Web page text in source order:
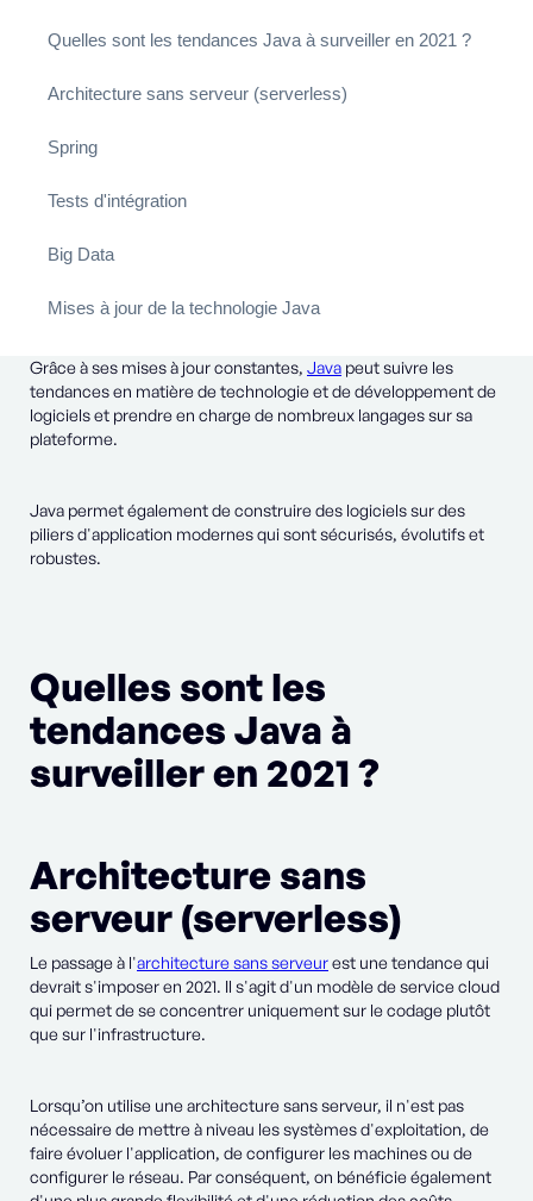
Quelles sont les tendances Java à surveiller en 2021 ?
Architecture sans serveur (serverless)
Spring
Tests d'intégration
Big Data
Mises à jour de la technologie Java
Grâce à ses mises à jour constantes, Java peut suivre les
tendances en matière de technologie et de développement de
logiciels et prendre en charge de nombreux langages sur sa
plateforme.
Java permet également de construire des logiciels sur des
piliers d'application modernes qui sont sécurisés, évolutifs et
robustes.
Quelles sont les
tendances Java à
surveiller en 2021 ?
Architecture sans
serveur (serverless)
Le passage à l'architecture sans serveurest une tendance qui
devrait s'imposer en 2021. Il s'agit d'un modèle de service cloud
qui permet de se concentrer uniquement sur le codage plutôt
que sur l'infrastructure.
Lorsqu’on utilise une architecture sans serveur, il n'est pas
nécessaire de mettre à niveau les systèmes d'exploitation, de
faire évoluer l'application, de configurer les machines ou de
configurer le réseau. Par conséquent, on bénéficie également